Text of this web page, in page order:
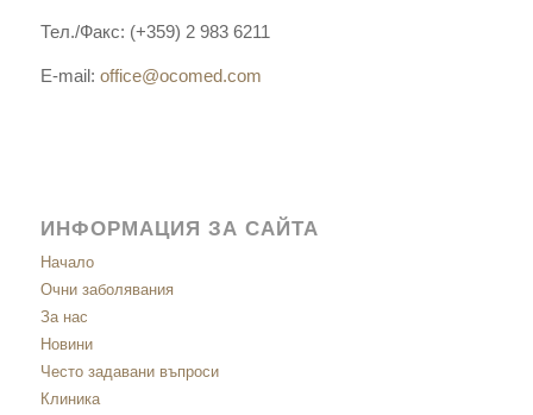
Тел./Факс: (+359) 2 983 6211
E-mail: office@ocomed.com
ИНФОРМАЦИЯ ЗА САЙТА
Начало
Очни заболявания
За нас
Новини
Често задавани въпроси
Клиника